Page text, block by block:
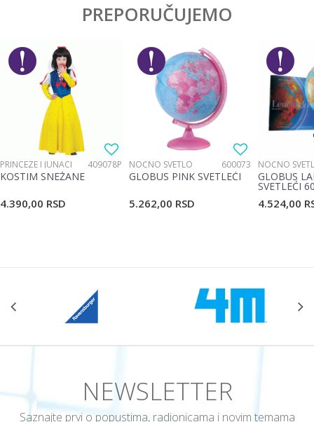
PREPORUČUJEMO
PRINCEZE I JUNACI 409078P
KOSTIM SNEŽANE
4.390,00 RSD
NOĆNO SVETLO 600073
GLOBUS PINK SVETLEĆI
5.262,00 RSD
NOĆNO
GLOBUS
SVETLEĆI
4.524,00
NEWSLETTER
Saznajte prvi o popustima, radionicama i novim temama